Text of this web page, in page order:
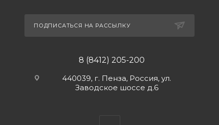
ПОДПИСАТЬСЯ НА РАССЫЛКУ
8 (8412) 205-200
440039, г. Пенза, Россия, ул.
Заводское шоссе д.6